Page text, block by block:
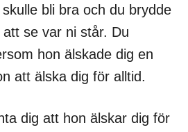
bli bra och du brydde
se var ni står. Du
hon älskade dig en
att älska dig för alltid.
dig att hon älskar dig för